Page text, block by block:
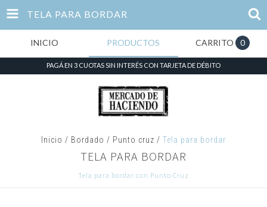
TELA PARA BORDAR
INICIO PRODUCTOS CARRITO 0
PAGÁ EN 3 CUOTAS SIN INTERÉS CON TARJETA DE DÉBITO
Inicio / Bordado / Punto cruz / Tela para bordar
TELA PARA BORDAR
Tela para bordar con Punto Cruz